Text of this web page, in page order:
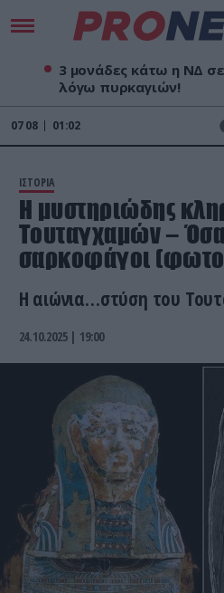
3 μονάδες κάτω η ΝΔ
λόγω πυρκαγιών!
07 08 01:02
ΙΣΤΟΡΙΑ
Η μυστηριώδης
Τουταγχαμών –
σαρκοφάγοι
Η αιώνια…στύση του
24.10.2025 | 19:00